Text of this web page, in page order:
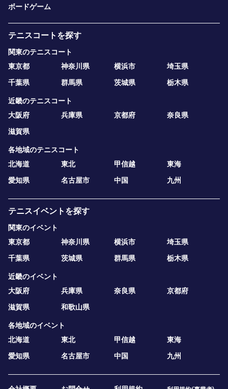
ボードゲーム
テニスコートを探す
関東のテニスコート
東京都
神奈川県 横浜市
埼玉県
千葉県
群馬県 茨城県 栃木県
近畿のテニスコート
大阪府
兵庫県 京都府
奈良県
滋賀県
各地域のテニスコート
北海道
東北 甲信越
東海
愛知県
名古屋市 中国 九州
テニスイベントを探す
関東のイベント
東京都
神奈川県 横浜市
埼玉県
千葉県
茨城県 群馬県 栃木県
近畿のイベント
大阪府
兵庫県 奈良県
京都府
滋賀県
和歌山県
各地域のイベント
北海道
東北 甲信越
東海
愛知県
名古屋市 中国 九州